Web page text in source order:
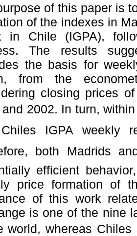
of this paper is
of the indexes in
in Chile (IGPA),
The results
the basis for
from the
closing prices
2002. In turn,
IGPA weekly
both Madrids
efficient
price formation of
of this work
is one of the nine
world, whereas